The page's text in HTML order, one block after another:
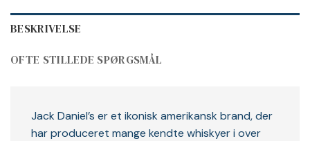
BESKRIVELSE
OFTE STILLEDE SPØRGSMÅL
Jack Daniel’s er et ikonisk amerikansk brand, der
har produceret mange kendte whiskyer i over